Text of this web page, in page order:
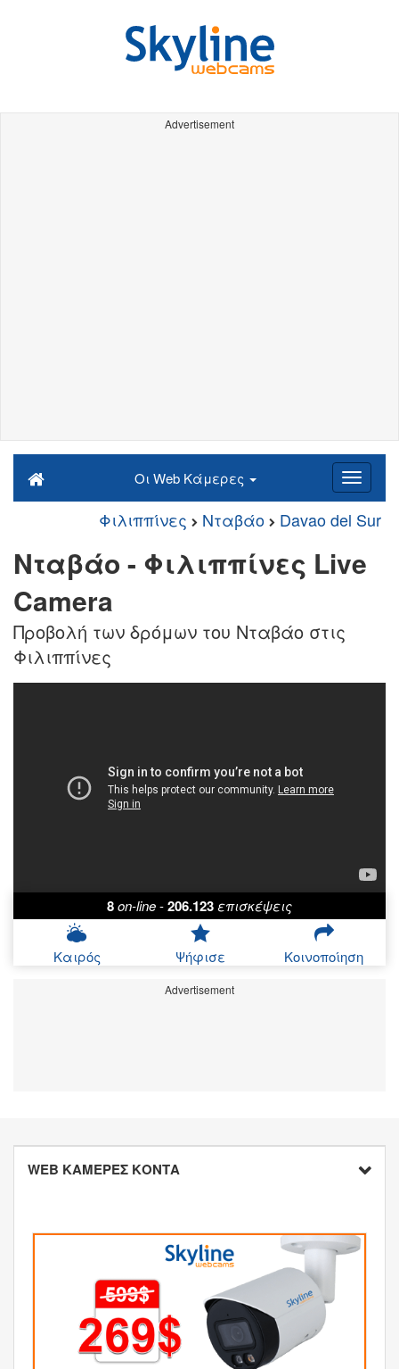
Advertisement
Οι Web Κάμερες
Φιλιππίνες Νταβάο Davao del Sur
Νταβάο - Φιλιππίνες Live
Camera
Προβολή των δρόμων του Νταβάο στις
Φιλιππίνες
8on-line-206.123επισκέψεις
Καιρός Ψήφισε Κοινοποίηση
Advertisement
WEB ΚΑΜΕΡΕΣ ΚΟΝΤΑ